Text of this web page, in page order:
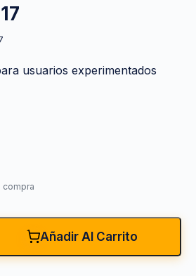
usuarios experimentados
compra
Añadir Al Carrito